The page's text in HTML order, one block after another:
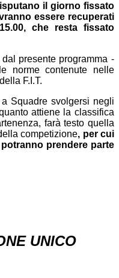
il giorno fissato
essere recuperati
che resta fissato
programma -
norme contenute nelle
F.I.T.
svolgersi negli
attiene la classifica
farà testo quella
competizione, per cui
prendere parte
UNICO